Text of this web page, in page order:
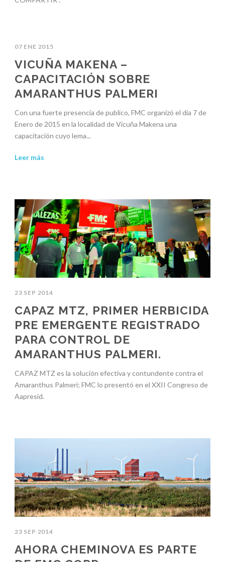
07 ENE 2015
VICUÑA MAKENA –
CAPACITACIÓN SOBRE
AMARANTHUS PALMERI
Con una fuerte presencia de publico, FMC organizó el día 7 de
Enero de 2015 en la localidad de Vicuña Makena una
capacitación cuyo lema...
Leer más
23 SEP 2014
CAPAZ MTZ, PRIMER HERBICIDA
PRE EMERGENTE REGISTRADO
PARA CONTROL DE
AMARANTHUS PALMERI.
CAPAZ MTZ es la solución efectiva y contundente contra el
Amaranthus Palmeri; FMC lo presentó en el XXII Congreso de
Aapresid.
23 SEP 2014
AHORA CHEMINOVA ES PARTE